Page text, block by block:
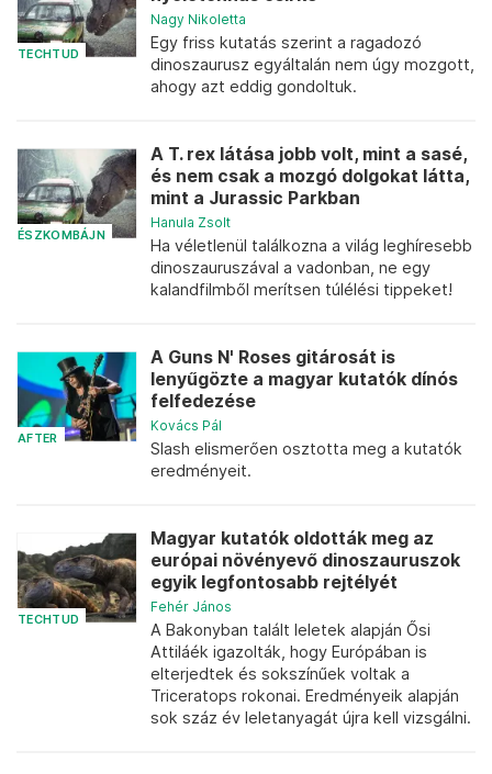
TECHTUD
Nagy Nikoletta
Egy friss kutatás szerint a ragadozó
dinoszaurusz egyáltalán nem úgy mozgott,
ahogy azt eddig gondoltuk.
ÉSZKOMBÁJN
A T. rex látása jobb volt, mint a sasé,
és nem csak a mozgó dolgokat látta,
mint a Jurassic Parkban
Hanula Zsolt
Ha véletlenül találkozna a világ leghíresebb
dinoszauruszával a vadonban, ne egy
kalandfilmből merítsen túlélési tippeket!
AFTER
A Guns N' Roses gitárosát is
lenyűgözte a magyar kutatók dínós
felfedezése
Kovács Pál
Slash elismerően osztotta meg a kutatók
eredményeit.
TECHTUD
Magyar kutatók oldották meg az
európai növényevő dinoszauruszok
egyik legfontosabb rejtélyét
Fehér János
A Bakonyban talált leletek alapján Ősi
Attiláék igazolták, hogy Európában is
elterjedtek és sokszínűek voltak a
Triceratops rokonai. Eredményeik alapján
sok száz év leletanyagát újra kell vizsgálni.